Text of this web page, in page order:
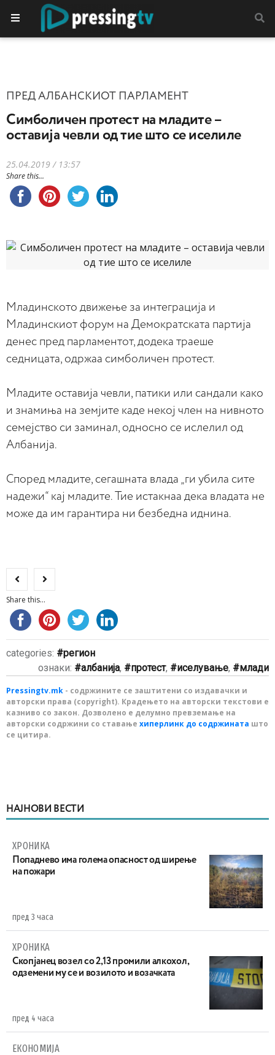
ПРЕД АЛБАНСКИОТ ПАРЛАМЕНТ
Симболичен протест на младите –
оставија чевли од тие што се иселиле
25.04.2019 / 13:57
Share this...
Младинското движење за интеграција и
Младинскиот форум на Демократската партија
денес пред парламентот, додека траеше
седницата, одржаа симболичен протест.
Младите оставија чевли, патики или сандали како
и знамиња на земјите каде некој член на нивното
семејство си заминал, односно се ислелил од
Албанија.
Според младите, сегашната влада „ги убила сите
надежи“ кај младите. Тие истакнаа дека владата не
може да им гарантира ни безбедна иднина.
Share this...
categories:
регион
ознаки:
албанија, протест, иселување, млади
Pressingtv.mk - содржините се заштитени со издавачки и
авторски права (copyright). Крадењето на авторски текстови е
казниво со закон. Дозволено е делумно превземање на
авторски содржини со ставање хиперлинк до содржината што
се цитира.
НАЈНОВИ ВЕСТИ
ХРОНИКА
Попаднево има голема опасност од ширење
на пожари
пред 3 часа
ХРОНИКА
Скопјанец возел со 2,13 промили алкохол,
одземени му се и возилото и возачката
пред 4 часа
ЕКОНОМИЈА